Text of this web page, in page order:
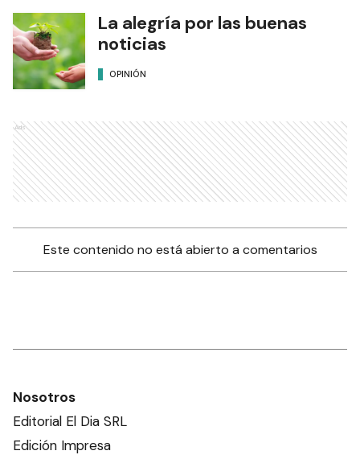
La alegría por las buenas
noticias
OPINIÓN
Ads
Este contenido no está abierto a comentarios
Nosotros
Editorial El Dia SRL
Edición Impresa